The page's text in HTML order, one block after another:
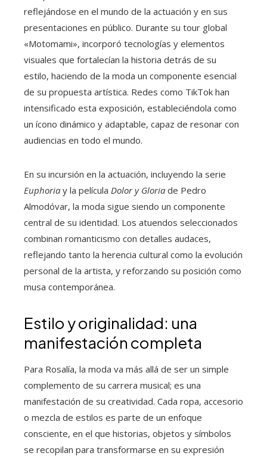
reflejándose en el mundo de la actuación y en sus
presentaciones en público. Durante su tour global
«Motomami», incorporó tecnologías y elementos
visuales que fortalecían la historia detrás de su
estilo, haciendo de la moda un componente esencial
de su propuesta artística. Redes como TikTok han
intensificado esta exposición, estableciéndola como
un ícono dinámico y adaptable, capaz de resonar con
audiencias en todo el mundo.
En su incursión en la actuación, incluyendo la serie
Euphoria y la película Dolor y Gloria de Pedro
Almodóvar, la moda sigue siendo un componente
central de su identidad. Los atuendos seleccionados
combinan romanticismo con detalles audaces,
reflejando tanto la herencia cultural como la evolución
personal de la artista, y reforzando su posición como
musa contemporánea.
Estilo y originalidad: una
manifestación completa
Para Rosalía, la moda va más allá de ser un simple
complemento de su carrera musical; es una
manifestación de su creatividad. Cada ropa, accesorio
o mezcla de estilos es parte de un enfoque
consciente, en el que historias, objetos y símbolos
se recopilan para transformarse en su expresión